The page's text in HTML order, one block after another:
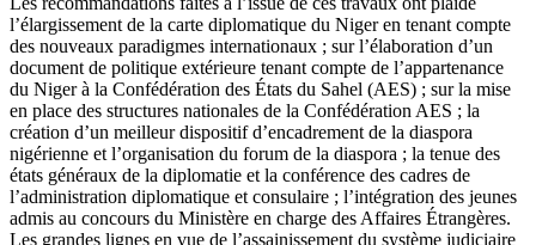
l’élargissement de la carte diplomatique du Niger en tenant compte
des nouveaux paradigmes internationaux ; sur l’élaboration d’un
document de politique extérieure tenant compte de l’appartenance
du Niger à la Confédération des États du Sahel (AES) ; sur la mise
en place des structures nationales de la Confédération AES ; la
création d’un meilleur dispositif d’encadrement de la diaspora
nigérienne et l’organisation du forum de la diaspora ; la tenue des
états généraux de la diplomatie et la conférence des cadres de
l’administration diplomatique et consulaire ; l’intégration des jeunes
admis au concours du Ministère en charge des Affaires Étrangères.
Les grandes lignes en vue de l’assainissement du système judiciaire